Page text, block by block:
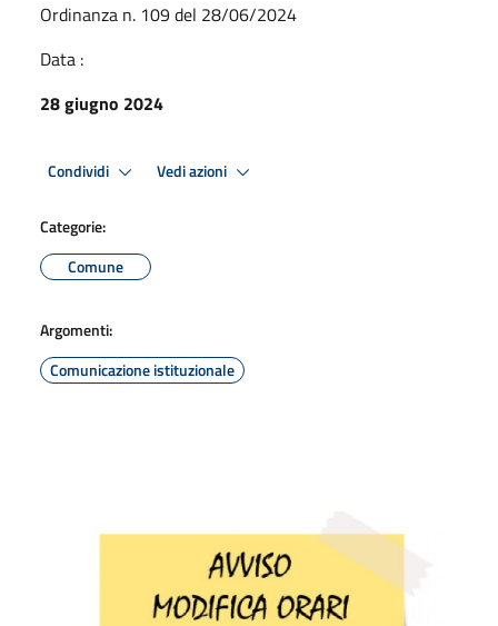
Ordinanza n. 109 del 28/06/2024
Data :
28 giugno 2024
Condividi Vedi azioni
Categorie:
Comune
Argomenti:
Comunicazione istituzionale